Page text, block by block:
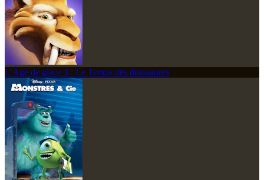
L'Âge de glace 3 : Le Temps des dinosaures